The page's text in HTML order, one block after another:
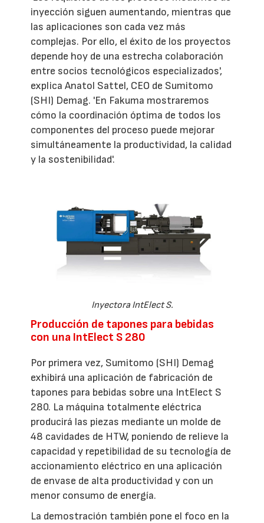
inyección siguen aumentando, mientras que
las aplicaciones son cada vez más
complejas. Por ello, el éxito de los proyectos
depende hoy de una estrecha colaboración
entre socios tecnológicos especializados',
explica Anatol Sattel, CEO de Sumitomo
(SHI) Demag. 'En Fakuma mostraremos
cómo la coordinación óptima de todos los
componentes del proceso puede mejorar
simultáneamente la productividad, la calidad
y la sostenibilidad'.
Inyectora IntElect S.
Producción de tapones para bebidas
con una IntElect S 280
Por primera vez, Sumitomo (SHI) Demag
exhibirá una aplicación de fabricación de
tapones para bebidas sobre una IntElect S
280. La máquina totalmente eléctrica
producirá las piezas mediante un molde de
48 cavidades de HTW, poniendo de relieve la
capacidad y repetibilidad de su tecnología de
accionamiento eléctrico en una aplicación
de envase de alta productividad y con un
menor consumo de energía.
La demostración también pone el foco en la